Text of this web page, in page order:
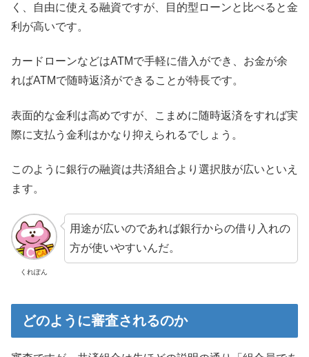
く、自由に使える融資ですが、目的型ローンと比べると金
利が高いです。
カードローンなどはATMで手軽に借入ができ、お金が余
ればATMで随時返済ができることが特長です。
表面的な金利は高めですが、こまめに随時返済をすれば実
際に支払う金利はかなり抑えられるでしょう。
このように銀行の融資は共済組合より選択肢が広いといえ
ます。
くれぽん
用途が広いのであれば銀行からの借り入れの
方が使いやすいんだ。
どのように審査されるのか